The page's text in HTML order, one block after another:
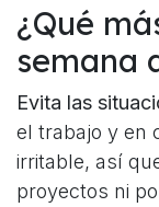
¿Qué
semana
Evita las
el trabajo y en
irritable, así
proyectos ni